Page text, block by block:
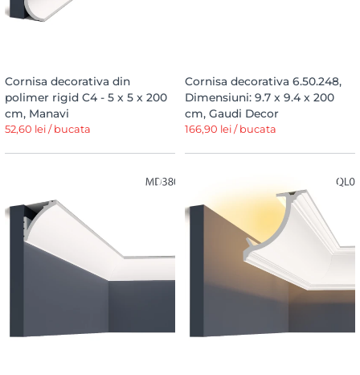
Cornisa decorativa din
polimer rigid C4 - 5 x 5 x 200
cm, Manavi
52,60 lei / bucata
Cornisa decorativa 6.50.248,
Dimensiuni: 9.7 x 9.4 x 200
cm, Gaudi Decor
166,90 lei / bucata